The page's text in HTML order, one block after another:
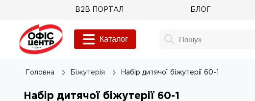
B2B ПОРТАЛ БЛОГ
Каталог
Головна Біжутерія Набір дитячої біжутерії 60-1
Набір дитячої біжутерії 60-1